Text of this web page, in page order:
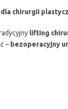
chirurgii
lifting
– bezoperacyjny